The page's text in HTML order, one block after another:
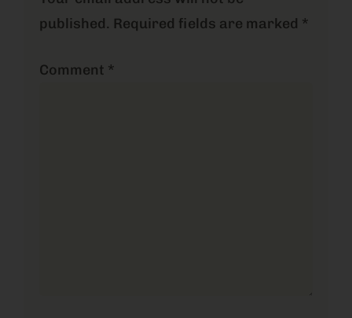
published. Required fields are marked *
Comment *